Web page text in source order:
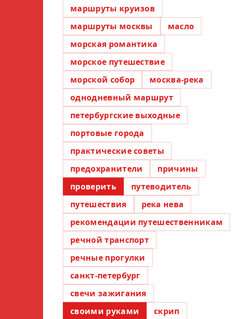
маршруты круизов
маршруты москвы
масло
морская романтика
морское путешествие
морской собор
москва-река
однодневный маршрут
петербургские выходные
портовые города
практические советы
предохранители
причины
проверить
путеводитель
путешествия
река нева
рекомендации путешественникам
речной транспорт
речные прогулки
санкт-петербург
свечи зажигания
своими руками
скрип